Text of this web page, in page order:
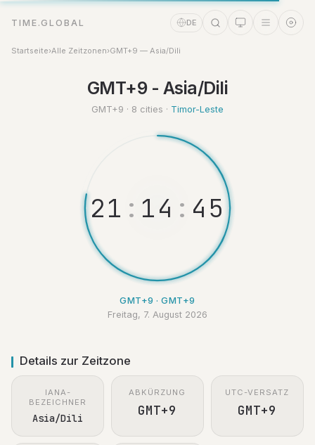
TIME.GLOBAL DE
Startseite›Alle Zeitzonen›GMT+9 — Asia/Dili
GMT+9 - Asia/Dili
GMT+9 · 8 cities · Timor-Leste
21 : 14 : 4 6
GMT+9 · GMT+9
Freitag, 7. August 2026
Details zur Zeitzone
IANA-
BEZEICHNER
Asia/Dili
ABKÜRZUNG
GMT+9
UTC-VERSATZ
GMT+9
Zeitassistent